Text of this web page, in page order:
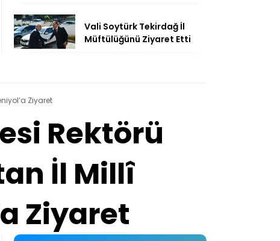
Vali Soytürk Tekirdağ İl
Müftülüğünü Ziyaret Etti
Ziyaret
Rektörü
İl Millî
Ziyaret